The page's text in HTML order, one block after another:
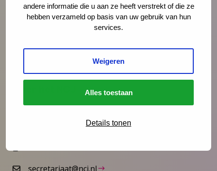
andere informatie die u aan ze heeft verstrekt of die ze
hebben verzameld op basis van uw gebruik van hun
services.
Weigeren
Alles toestaan
Details tonen
Over jeugdgezondheidszorg
secretariaat@ncj.nl